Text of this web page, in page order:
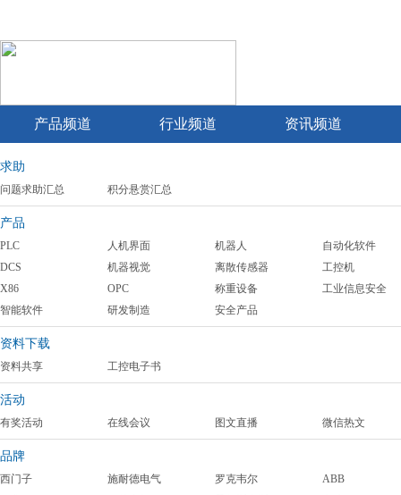
产品频道 行业频道 资讯频道
求助
问题求助汇总 积分悬赏汇总
产品
PLC 人机界面 机器人
自动化软件
DCS
机器视觉 离散传感器
工控机
X86
OPC 称重设备
工业信息安全
智能软件
研发制造 安全产品
资料下载
资料共享 工控电子书
活动
有奖活动 在线会议 图文直播 微信热文
品牌
西门子 施耐德电气 罗克韦尔
ABB